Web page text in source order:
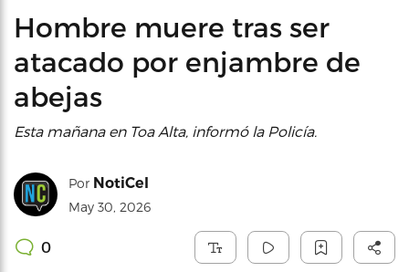
Hombre muere tras ser
atacado por enjambre de
abejas
Esta mañana en Toa Alta, informó la Policía.
Por NotiCel
May 30, 2026
0